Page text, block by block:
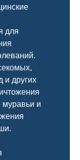
для
и других
муравьи и